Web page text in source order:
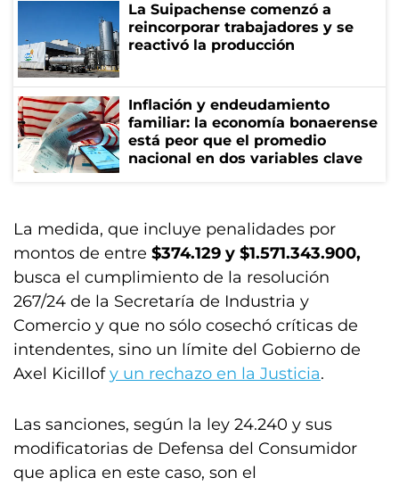
La Suipachense comenzó a
reincorporar trabajadores y se
reactivó la producción
Inflación y endeudamiento
familiar: la economía bonaerense
está peor que el promedio
nacional en dos variables clave
La medida, que incluye penalidades por
montos de entre $374.129 y $1.571.343.900,
busca el cumplimiento de la resolución
267/24 de la Secretaría de Industria y
Comercio y que no sólo cosechó críticas de
intendentes, sino un límite del Gobierno de
Axel Kicillofy un rechazo en la Justicia.
Las sanciones, según la ley 24.240 y sus
modificatorias de Defensa del Consumidor
que aplica en este caso, son el